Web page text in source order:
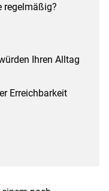
regelmäßig?
Ihren Alltag
Erreichbarkeit